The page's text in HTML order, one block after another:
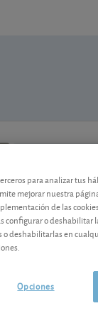
Antes de
específico
términos
para analizar tus
mejorar nuestra
de las
configurar o deshabilitar
o deshabilitarlas en
Opciones